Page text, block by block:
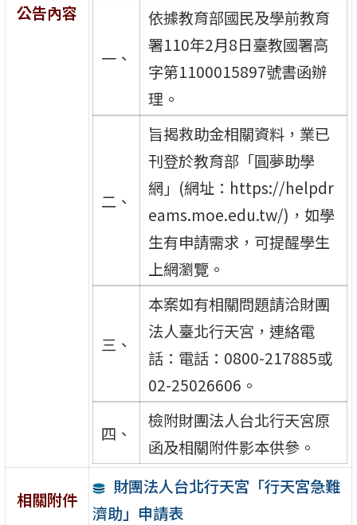
公告內容
一、
依據教育部國民及學前教育
署110年2月8日臺教國署高
字第1100015897號書函辦
理。
二、
旨揭救助金相關資料，業已
刊登於教育部「圓夢助學
網」(網址：https://helpdr
eams.moe.edu.tw/)，如學
生有申請需求，可提醒學生
上網瀏覽。
三、
本案如有相關問題請洽財團
法人臺北行天宮，連絡電
話：電話：0800-217885或
02-25026606。
四、
檢附財團法人台北行天宮原
函及相關附件影本供參。
相關附件
財團法人台北行天宮「行天宮急難
濟助」申請表